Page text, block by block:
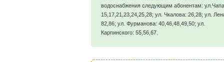
водоснабжения следующим абонентам:
15,17,21,23,24,25,28; ул. Чкалова: 26,28; ул.
82,86; ул. Фурманова: 40,46,48,49,50; ул.
Карпинского: 55,56,67.